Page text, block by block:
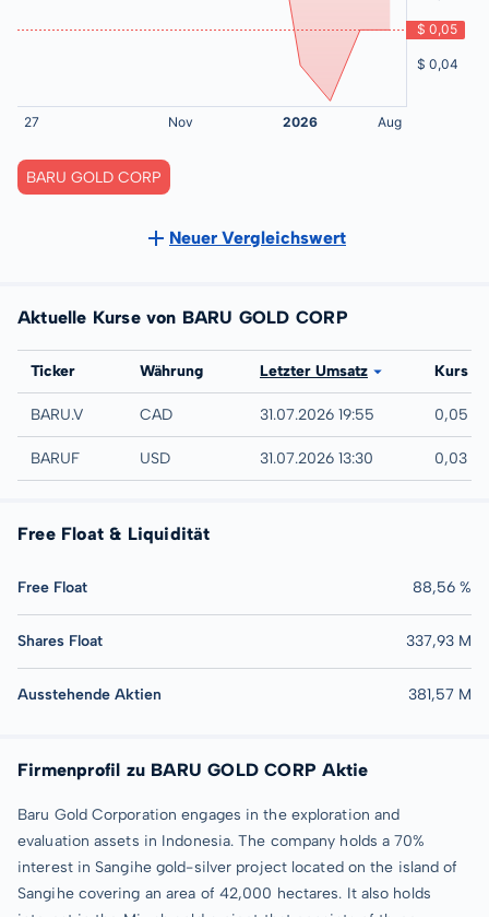
BARU GOLD CORP
Neuer Vergleichswert
Aktuelle Kurse von BARU GOLD CORP
Börse
Ticker Währung Letzter Umsatz Kurs
TSX-V
BARU.V CAD 31.07.2026 19:55 0,05
UTC
BARUF USD 31.07.2026 13:30 0,03
Free Float & Liquidität
Free Float 88,56 %
Shares Float 337,93 M
Ausstehende Aktien 381,57 M
Firmenprofil zu BARU GOLD CORP Aktie
Baru Gold Corporation engages in the exploration and
evaluation assets in Indonesia. The company holds a 70%
interest in Sangihe gold-silver project located on the island of
Sangihe covering an area of 42,000 hectares. It also holds